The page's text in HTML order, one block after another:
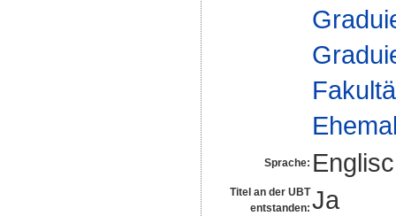
Sprache:
Titel an der UBT
entstanden: Ja